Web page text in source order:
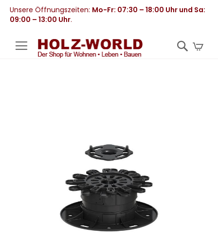
Unsere Öffnungszeiten: Mo-Fr: 07:30 – 18:00 Uhr und Sa:
09:00 – 13:00 Uhr.